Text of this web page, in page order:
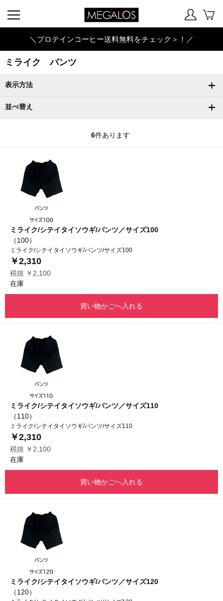
＼プロテインコーヒー送料無料をチェック＞！／
ミライク パンツ
表示方法
並べ替え
6件あります
ミライク/シテイタイソウギ/パンツ／サイズ100
（100）
ミライク/シテイタイソウギ/パンツ/サイズ100
￥2,310
税抜 ￥2,100
在庫
買い物かごへ入れる
ミライク/シテイタイソウギ/パンツ／サイズ110
（110）
ミライク/シテイタイソウギ/パンツ/サイズ110
￥2,310
税抜 ￥2,100
在庫
買い物かごへ入れる
ミライク/シテイタイソウギ/パンツ／サイズ120
（120）